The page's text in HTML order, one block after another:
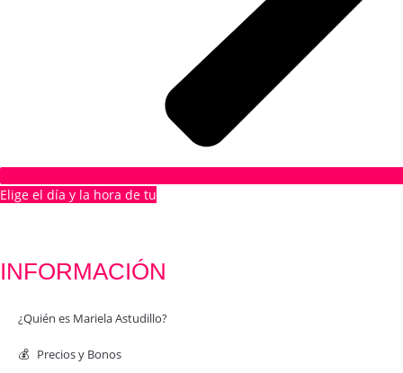
Elige el día y la hora de tu
INFORMACIÓN
¿Quién es Mariela Astudillo?
💰 Precios y Bonos